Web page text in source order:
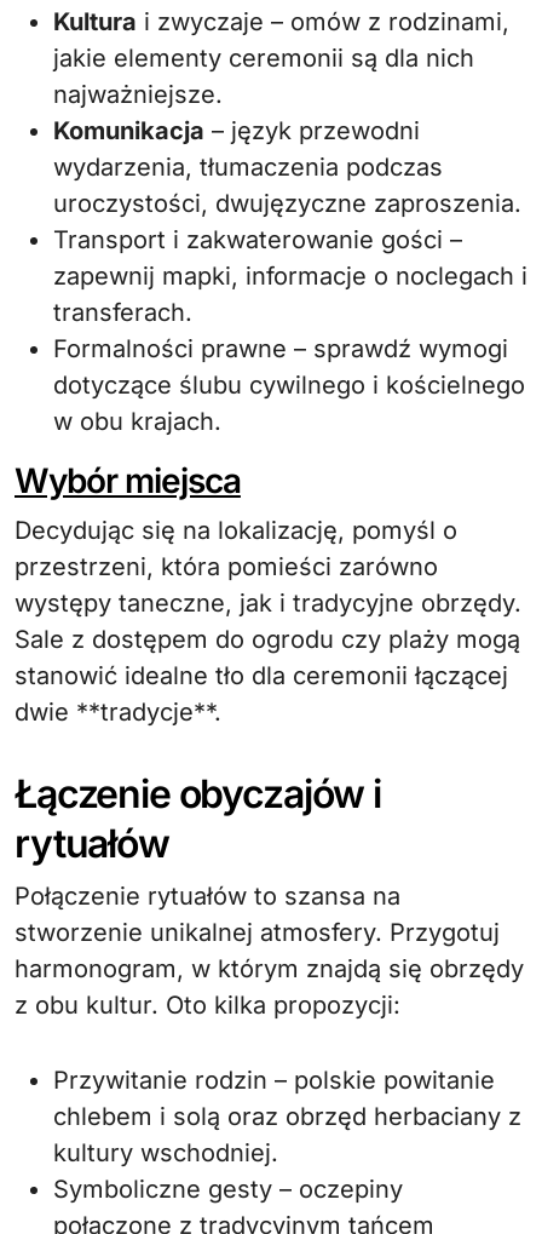
Kultura i zwyczaje – omów z rodzinami,
jakie elementy ceremonii są dla nich
najważniejsze.
Komunikacja – język przewodni
wydarzenia, tłumaczenia podczas
uroczystości, dwujęzyczne zaproszenia.
Transport i zakwaterowanie gości –
zapewnij mapki, informacje o noclegach i
transferach.
Formalności prawne – sprawdź wymogi
dotyczące ślubu cywilnego i kościelnego
w obu krajach.
Wybór miejsca
Decydując się na lokalizację, pomyśl o
przestrzeni, która pomieści zarówno
występy taneczne, jak i tradycyjne obrzędy.
Sale z dostępem do ogrodu czy plaży mogą
stanowić idealne tło dla ceremonii łączącej
dwie **tradycje**.
Łączenie obyczajów i
rytuałów
Połączenie rytuałów to szansa na
stworzenie unikalnej atmosfery. Przygotuj
harmonogram, w którym znajdą się obrzędy
z obu kultur. Oto kilka propozycji:
Przywitanie rodzin – polskie powitanie
chlebem i solą oraz obrzęd herbaciany z
kultury wschodniej.
Symboliczne gesty – oczepiny
połączone z tradycyjnym tańcem